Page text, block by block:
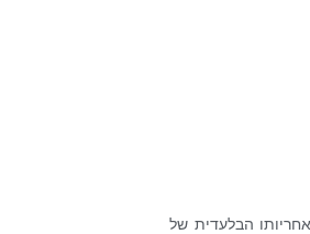
הבלעדית של